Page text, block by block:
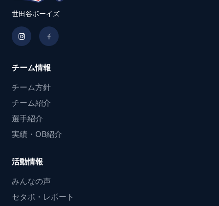
世田谷ボーイズ
チーム情報
チーム方針
チーム紹介
選手紹介
実績・OB紹介
活動情報
みんなの声
セタボ・レポート